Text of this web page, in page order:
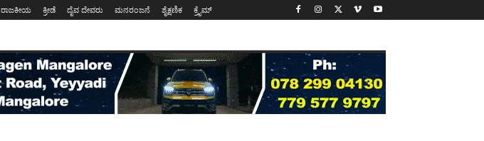
ರಾಜಕೀಯ ಕ್ರೀಡೆ ದೈವ ದೇವರು ಮನರಂಜನೆ ಶೈಕ್ಷಣಿಕ ಕ್ರೈಮ್